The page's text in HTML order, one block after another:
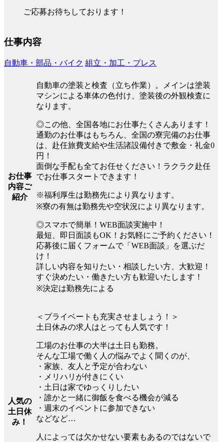
ご応募お待ちしております！
仕事内容
自動車・部品・バイク 組立・加工・プレス
お仕事
内容ご
紹介
自動車の塗装と検査（立ち作業）。メインは塗装
マシンによる車体の色付け、塗装後の外観検査に
なります。
◎この他、全国各地にお仕事たくさんあります！
通勤のお仕事はもちろん、全国の寮完備のお仕事
は、赴任旅費支給や生活諸設備付きで敷金・礼金0
円！
面倒な手配も全てお任せください！ラクラク赴任
でお仕事スタートできます！
※福利厚生は勤務先により異なります。
※寮の有無は勤務先や空状況により異なります。
◎スマホで簡単！WEB面談実施中！
最短、即日面談もOK！お気軽にご予約ください！
応募後に届くフォームで「WEB面談」を選ぶだ
け！
詳しい内容を知りたい・相談したい方、大歓迎！
すぐ決めたい・働きたい方も歓迎いたします！
※決定は勤務先による
人気の
土日休
み！
＜プライベートも充実させましょう！＞
土日休みの求人はとっても人気です！
工場のお仕事の大半は土日も勤務。
そんな工場で働く人の悩みでよく聞くのが、
・家族、友人と予定が合わない
・メリハリが付きにくい
・土日は家でゆっくりしたい
・誰かと一緒に御飯を食べる機会が減る
・週末のイベントに参加できない
などなど…
人によっては欠かせない要素もあるのではないで